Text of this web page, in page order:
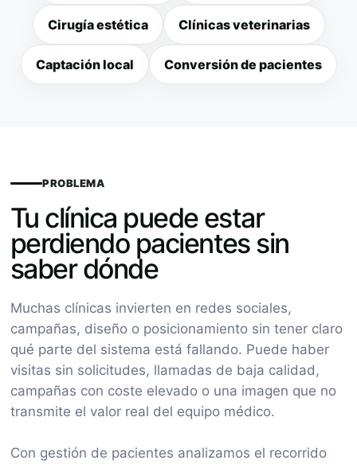
Cirugía estética Clínicas veterinarias
Captación local Conversión de pacientes
PROBLEMA
Tu clínica puede estar
perdiendo pacientes sin
saber dónde
Muchas clínicas invierten en redes sociales,
campañas, diseño o posicionamiento sin tener claro
qué parte del sistema está fallando. Puede haber
visitas sin solicitudes, llamadas de baja calidad,
campañas con coste elevado o una imagen que no
transmite el valor real del equipo médico.
Con gestión de pacientes analizamos el recorrido